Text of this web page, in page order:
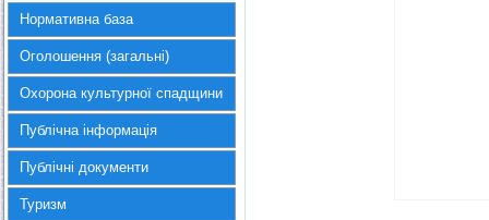
Нормативна база
Оголошення (загальні)
Охорона культурної спадщини
Публічна інформація
Публічні документи
Туризм